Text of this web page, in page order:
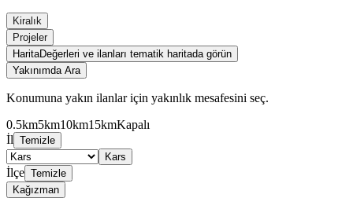
Kiralık
Projeler
HaritaDeğerleri ve ilanları tematik haritada görün
Yakınımda Ara
Konumuna yakın ilanlar için yakınlık mesafesini seç.
0.5km5km10km15kmKapalı
İl Temizle
Kars
İlçe Temizle
Kağızman